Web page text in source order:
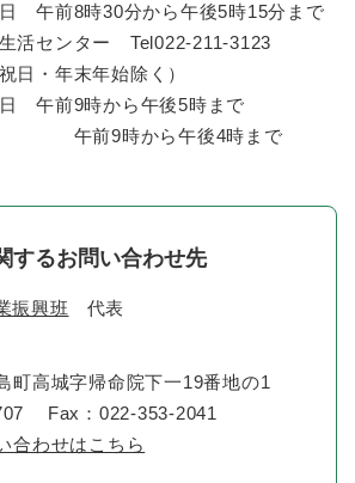
午前8時30分から午後5時15分まで
活センター Tel022-211-3123
日・年末年始除く）
午前9時から午後5時まで
9時から午後4時まで
するお問い合わせ先
振興班 代表
町高城字帰命院下一19番地の1
Fax：022-353-2041
合わせはこちら